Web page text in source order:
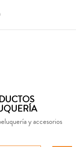
y accesorios